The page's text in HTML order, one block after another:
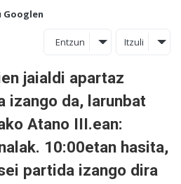
Googlen
Entzun Itzuli
jaialdi apartaz
izango da, larunbat
Atano III.ean:
10:00etan hasita,
partida izango dira